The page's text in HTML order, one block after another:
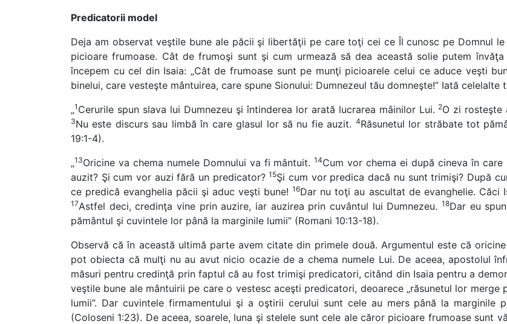
Predicatorii model
Deja am observat veştile bune ale păcii şi libertăţii pe care toţi cei ce Îl cunosc pe Domnul
picioare frumoase. Cât de frumoşi sunt şi cum urmează să dea această solie putem
începem cu cel din Isaia: „Cât de frumoase sunt pe munţi picioarele celui ce aduce veşti
binelui, care vesteşte mântuirea, care spune Sionului: Dumnezeul tău domneşte!” Iată celelalte
„1 Cerurile spun slava lui Dumnezeu şi întinderea lor arată lucrarea mâinilor Lui. 2O zi rosteşte
3Nu este discurs sau limbă în care glasul lor să nu fie auzit. 4Răsunetul lor străbate tot
19:1-4).
„13Oricine va chema numele Domnului va fi mântuit.14Cum vor chema ei după cineva în
auzit? Şi cum vor auzi fără un predicator?15Şi cum vor predica dacă nu sunt trimişi? După
ce predică evanghelia păcii şi aduc veşti bune!16Dar nu toţi au ascultat de evanghelie. Căci
17Astfel deci, credinţa vine prin auzire, iar auzirea prin cuvântul lui Dumnezeu. 18Dar eu
pământul şi cuvintele lor până la marginile lumii” (Romani 10:13-18).
Observă că în această ultimă parte avem citate din primele două. Argumentul este că
pot obiecta că mulţi nu au avut nicio ocazie de a chema numele Lui. De aceea, apostolul
măsuri pentru credinţă prin faptul că au fost trimişi predicatori, citând din Isaia pentru a
veştile bune ale mântuirii pe care o vestesc aceşti predicatori, deoarece „răsunetul lor
lumii”. Dar cuvintele firmamentului şi a oştirii cerului sunt cele au mers până la marginile
(Coloseni 1:23). De aceea, soarele, luna şi stelele sunt cele ale căror picioare frumoase sunt